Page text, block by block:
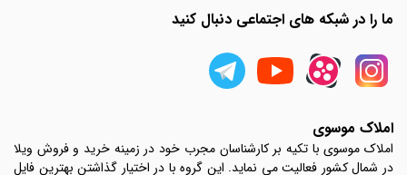
ما را در شبکه های اجتماعی دنبال کنید
املاک موسوی
املاک موسوی با تکیه بر کارشناسان مجرب خود در زمینه خرید و فروش ویلا
در شمال کشور فعالیت می نماید. این گروه با در اختیار گذاشتن بهترین فایل